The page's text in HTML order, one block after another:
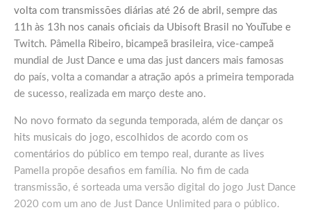
volta com transmissões diárias até 26 de abril, sempre das
11h às 13h nos canais oficiais da Ubisoft Brasil no YouTube e
Twitch. Pâmella Ribeiro, bicampeã brasileira, vice-campeã
mundial de Just Dance e uma das just dancers mais famosas
do país, volta a comandar a atração após a primeira temporada
de sucesso, realizada em março deste ano.
No novo formato da segunda temporada, além de dançar os
hits musicais do jogo, escolhidos de acordo com os
comentários do público em tempo real, durante as lives
Pamella propõe desafios em família. No fim de cada
transmissão, é sorteada uma versão digital do jogo Just Dance
2020 com um ano de Just Dance Unlimited para o público.